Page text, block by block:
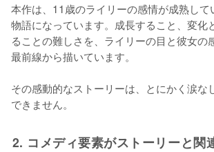
本作は、11歳のライリーの感情が成熟して
物語になっています。成長すること、変化
ることの難しさを、ライリーの目と彼女の
最前線から描いています。
その感動的なストーリーは、とにかく涙な
できません。
2. コメディ要素がストーリーと関